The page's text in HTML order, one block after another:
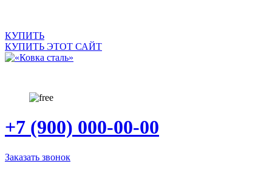
КУПИТЬ
КУПИТЬ ЭТОТ САЙТ
+7 (900) 000-00-00
Заказать звонок